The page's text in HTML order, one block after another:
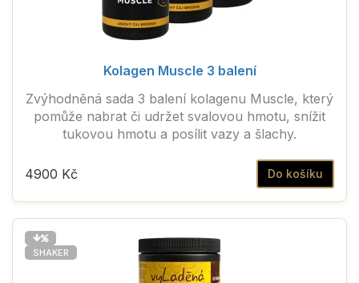
Kolagen Muscle 3 balení
Zvýhodněná sada 3 balení kolagenu Muscle, který
pomůže nabrat či udržet svalovou hmotu, snížit
tukovou hmotu a posílit vazy a šlachy.
Do košíku
4900 Kč
SHAKER